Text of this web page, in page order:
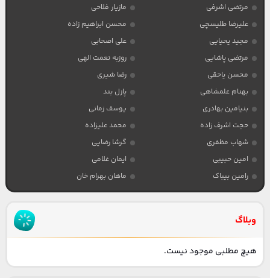
مرتضی اشرفی
مازیار فلاحی
علیرضا طلیسچی
محسن ابراهیم زاده
مجید یحیایی
علی اصحابی
مرتضی پاشایی
روزبه نعمت الهی
محسن یاحقی
رضا شیری
بهنام علمشاهی
پازل بند
بنیامین بهادری
یوسف زمانی
حجت اشرف زاده
محمد علیزاده
شهاب مظفری
گرشا رضایی
امین حبیبی
ایمان غلامی
رامین بیباک
ماهان بهرام خان
وبلاگ
هیچ مطلبی موجود نیست.